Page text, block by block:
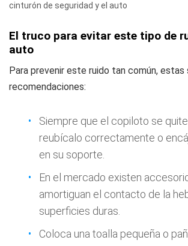
cinturón de seguridad y el auto
El truco para evitar este tipo de
auto
Para prevenir este ruido tan común, estas
recomendaciones:
Siempre que el copiloto se
reubícalo correctamente o
en su soporte.
En el mercado existen
amortiguan el contacto de la
superficies duras.
Coloca una toalla pequeña o